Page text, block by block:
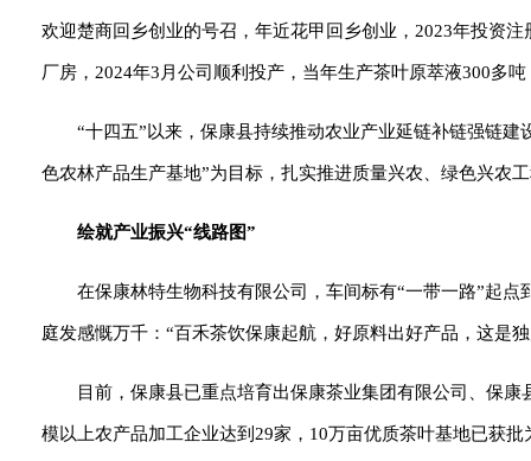
欢迎楚商回乡创业的号召，年近花甲回乡创业，2023年投资
厂房，2024年3月公司顺利投产，当年生产茶叶原萃液300多
“十四五”以来，保康县持续推动农业产业延链补链强链
色农林产品生产基地”为目标，扎实推进质量兴农、绿色兴农
绘就产业振兴“线路图”
在保康林特生物科技有限公司，车间标有“一带一路”起
庭发感慨万千：“百禾茶饮保康起航，好原料出好产品，这是
目前，保康县已重点培育出保康茶业集团有限公司、保
模以上农产品加工企业达到29家，10万亩优质茶叶基地已获